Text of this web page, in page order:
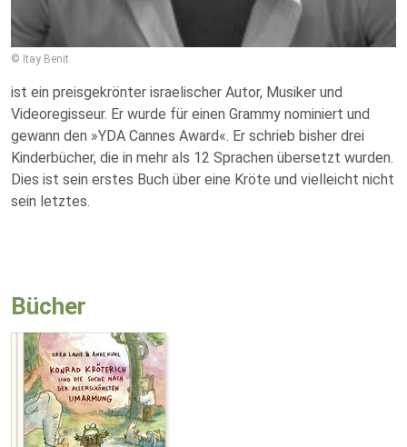
© Itay Benit
ist ein preisgekrönter israelischer Autor, Musiker und
Videoregisseur. Er wurde für einen Grammy nominiert und
gewann den »YDA Cannes Award«. Er schrieb bisher drei
Kinderbücher, die in mehr als 12 Sprachen übersetzt wurden.
Dies ist sein erstes Buch über eine Kröte und vielleicht nicht
sein letztes.
Bücher